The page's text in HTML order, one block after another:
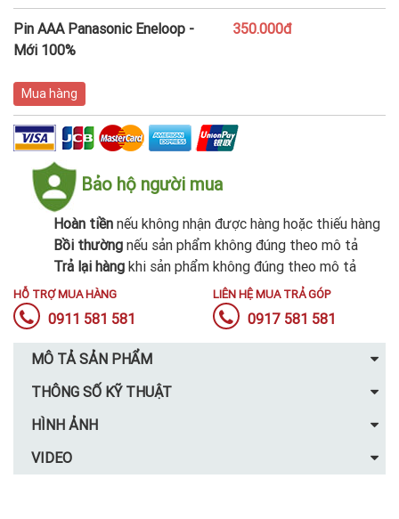
Pin AAA Panasonic Eneloop -
Mới 100%
350.000đ
Mua hàng
Bảo hộ người mua
Hoàn tiền nếu không nhận được hàng hoặc thiếu hàng
Bồi thường nếu sản phẩm không đúng theo mô tả
Trả lại hàng khi sản phẩm không đúng theo mô tả
HỖ TRỢ MUA HÀNG
0911 581 581
LIÊN HỆ MUA TRẢ GÓP
0917 581 581
MÔ TẢ SẢN PHẨM
THÔNG SỐ KỸ THUẬT
HÌNH ẢNH
VIDEO